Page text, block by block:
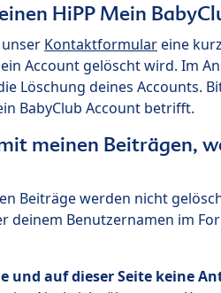
HiPP Mein
Kontaktformulareine
Account gelöscht wird. Im
Löschung deines Accounts.
BabyClub Account betrifft.
meinen Beiträgen,
Beiträge werden nicht
deinem Benutzernamen im
und auf dieser Seite keine